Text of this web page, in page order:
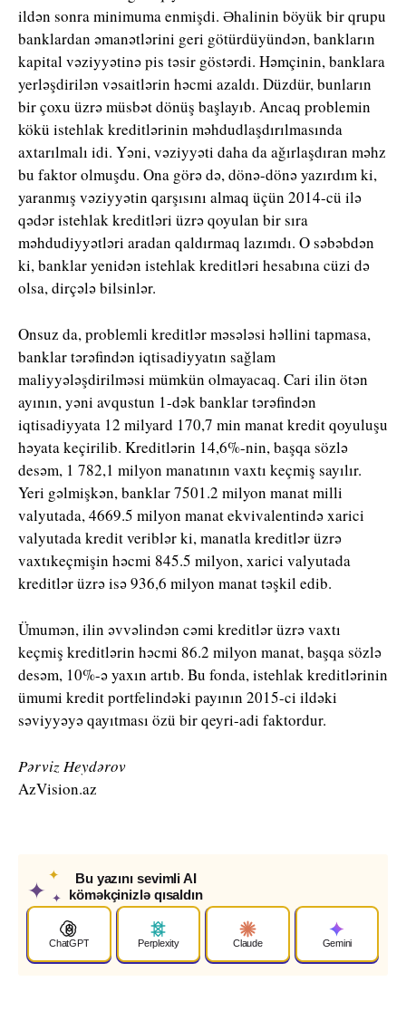
ildən sonra minimuma enmişdi. Əhalinin böyük bir qrupu
banklardan əmanətlərini geri götürdüyündən, bankların
kapital vəziyyətinə pis təsir göstərdi. Həmçinin, banklara
yerləşdirilən vəsaitlərin həcmi azaldı. Düzdür, bunların
bir çoxu üzrə müsbət dönüş başlayıb. Ancaq problemin
kökü istehlak kreditlərinin məhdudlaşdırılmasında
axtarılmalı idi. Yəni, vəziyyəti daha da ağırlaşdıran məhz
bu faktor olmuşdu. Ona görə də, dönə-dönə yazırdım ki,
yaranmış vəziyyətin qarşısını almaq üçün 2014-cü ilə
qədər istehlak kreditləri üzrə qoyulan bir sıra
məhdudiyyətləri aradan qaldırmaq lazımdı. O səbəbdən
ki, banklar yenidən istehlak kreditləri hesabına cüzi də
olsa, dirçələ bilsinlər.
Onsuz da, problemli kreditlər məsələsi həllini tapmasa,
banklar tərəfindən iqtisadiyyatın sağlam
maliyyələşdirilməsi mümkün olmayacaq. Cari ilin ötən
ayının, yəni avqustun 1-dək banklar tərəfindən
iqtisadiyyata 12 milyard 170,7 min manat kredit qoyuluşu
həyata keçirilib. Kreditlərin 14,6%-nin, başqa sözlə
desəm, 1 782,1 milyon manatının vaxtı keçmiş sayılır.
Yeri gəlmişkən, banklar 7501.2 milyon manat milli
valyutada, 4669.5 milyon manat ekvivalentində xarici
valyutada kredit veriblər ki, manatla kreditlər üzrə
vaxtıkeçmişin həcmi 845.5 milyon, xarici valyutada
kreditlər üzrə isə 936,6 milyon manat təşkil edib.
Ümumən, ilin əvvəlindən cəmi kreditlər üzrə vaxtı
keçmiş kreditlərin həcmi 86.2 milyon manat, başqa sözlə
desəm, 10%-ə yaxın artıb. Bu fonda, istehlak kreditlərinin
ümumi kredit portfelindəki payının 2015-ci ildəki
səviyyəyə qayıtması özü bir qeyri-adi faktordur.
Pərviz Heydərov
AzVision.az
✦
✦
✦
Bu yazını sevimli AI
köməkçinizlə qısaldın
ChatGPT Perplexity Claude Gemini